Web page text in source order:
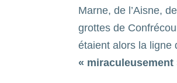
Marne, de l’Aisne,
grottes de
étaient alors la ligne
« miraculeusement